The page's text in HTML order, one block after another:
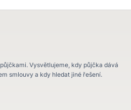
Vysvětlujeme, kdy půjčka dává
smlouvy a kdy hledat jiné řešení.